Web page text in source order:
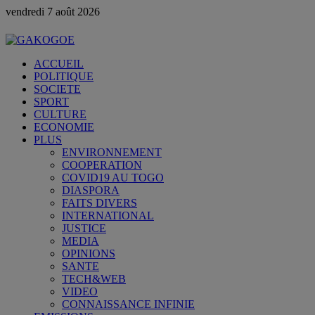
vendredi 7 août 2026
ACCUEIL
POLITIQUE
SOCIETE
SPORT
CULTURE
ECONOMIE
PLUS
ENVIRONNEMENT
COOPERATION
COVID19 AU TOGO
DIASPORA
FAITS DIVERS
INTERNATIONAL
JUSTICE
MEDIA
OPINIONS
SANTE
TECH&WEB
VIDEO
CONNAISSANCE INFINIE